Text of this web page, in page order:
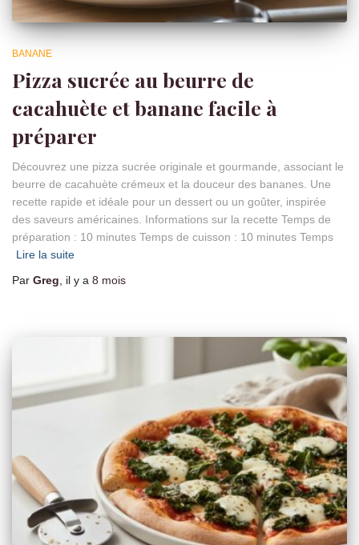
BANANE
Pizza sucrée au beurre de
cacahuète et banane facile à
préparer
Découvrez une pizza sucrée originale et gourmande, associant le
beurre de cacahuète crémeux et la douceur des bananes. Une
recette rapide et idéale pour un dessert ou un goûter, inspirée
des saveurs américaines. Informations sur la recette Temps de
préparation : 10 minutes Temps de cuisson : 10 minutes Temps
Lire la suite
Par Greg, il y a 8 mois